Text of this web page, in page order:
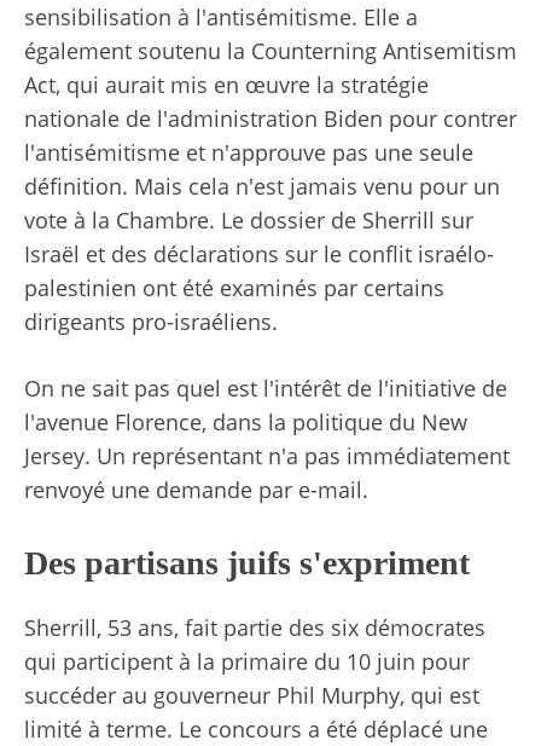
sensibilisation à l'antisémitisme. Elle a
également soutenu la Counterning Antisemitism
Act, qui aurait mis en œuvre la stratégie
nationale de l'administration Biden pour contrer
l'antisémitisme et n'approuve pas une seule
définition. Mais cela n'est jamais venu pour un
vote à la Chambre. Le dossier de Sherrill sur
Israël et des déclarations sur le conflit israélo-
palestinien ont été examinés par certains
dirigeants pro-israéliens.
On ne sait pas quel est l'intérêt de l'initiative de
l'avenue Florence, dans la politique du New
Jersey. Un représentant n'a pas immédiatement
renvoyé une demande par e-mail.
Des partisans juifs s'expriment
Sherrill, 53 ans, fait partie des six démocrates
qui participent à la primaire du 10 juin pour
succéder au gouverneur Phil Murphy, qui est
limité à terme. Le concours a été déplacé une